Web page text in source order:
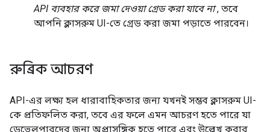
API ব্যবহার করে জমা দেওয়া গ্রেড করা যাবে না, তবে
আপনি ক্লাসরুম UI-তে গ্রেড করা জমা পড়াতে পারবেন।
রুব্রিক আচরণ
API-এর লক্ষ্য হল ধারাবাহিকতার জন্য যখনই সম্ভব ক্লাসরুম UI-
কে প্রতিফলিত করা, তবে এর ফলে এমন আচরণ হতে পারে যা
ডেভেলপারদের জন্য অপ্রাসঙ্গিক হতে পারে এবং উল্লেখ করার